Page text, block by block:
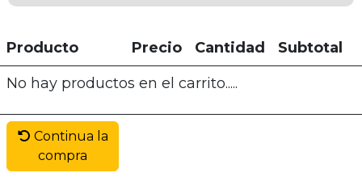
Producto Precio Cantidad
Subtotal
No hay productos en el carrito.....
Continua la
compra